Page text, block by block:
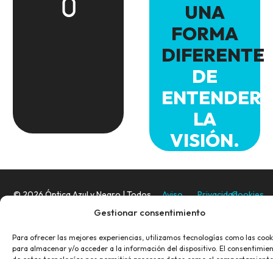
Gestionar consentimiento
Para ofrecer las mejores experiencias, utilizamos tecnologías como las
para almacenar y/o acceder a la información del dispositivo. El
UNA
FORMA
DIFERENTE
DE
ENTENDER
LA
VISIÓN.
© 2026 Óptica Azul y Negro | Todos
los derechos reservados.
Aviso
Legal
PrivacidadCookies